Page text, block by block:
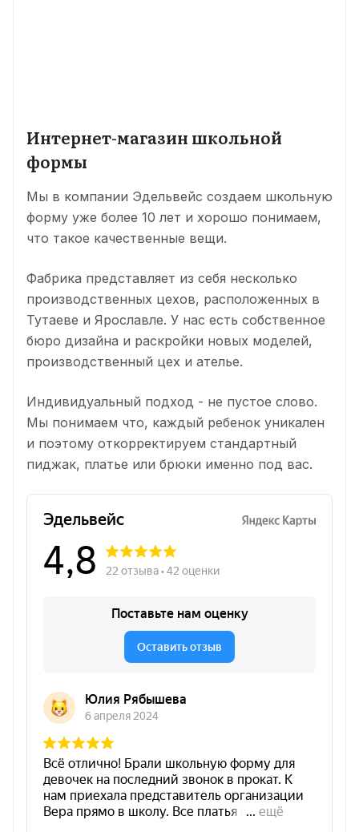
Интернет-магазин школьной
формы
Мы в компании Эдельвейс создаем школьную
форму уже более 10 лет и хорошо понимаем,
что такое качественные вещи.
Фабрика представляет из себя несколько
производственных цехов, расположенных в
Тутаеве и Ярославле. У нас есть собственное
бюро дизайна и раскройки новых моделей,
производственный цех и ателье.
Индивидуальный подход - не пустое слово.
Мы понимаем что, каждый ребенок уникален
и поэтому откорректируем стандартный
пиджак, платье или брюки именно под вас.